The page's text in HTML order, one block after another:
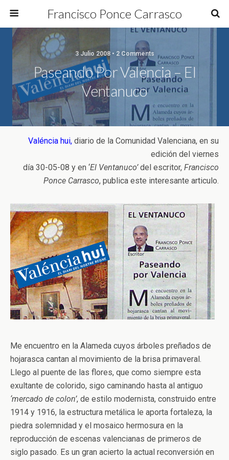
Francisco Ponce Carrasco
3 Julio 2008 • 2 Comments
Paseando Por Valencia – El
Ventanuco
Valéncia hui, diario de la Comunidad Valenciana, en su
edición del viernes
día 30-05-08 y en ‘El Ventanuco’del escritor, Francisco
Ponce Carrasco, publica este interesante articulo.
Me encuentro en la Alameda cuyos árboles preñados de
hojarasca cantan al movimiento de la brisa primaveral.
Llego al puente de las flores, que como siempre esta
exultante de colorido, sigo caminando hasta al antiguo
‘mercado de colon’, de estilo modernista, construido entre
1914 y 1916, la estructura metálica le aporta fortaleza, la
piedra solemnidad y el mosaico hermosura en la
reproducción de escenas valencianas de primeros de
siglo pasado. Es un gran acierto la actual reconversión en